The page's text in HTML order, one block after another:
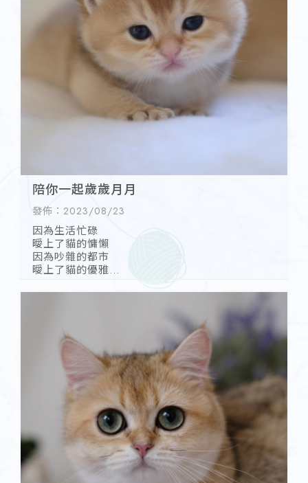
陪你一起歲歲月月
發佈：2023/08/23
因為生活忙碌
曖上了貓的慵懶
因為吵雜的都市
曖上了貓的優雅
曖上了貓的孤獨